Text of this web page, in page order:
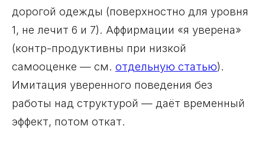
дорогой одежды (поверхностно для уровня
1, не лечит 6 и 7). Аффирмации «я уверена»
(контр-продуктивны при низкой
самооценке — см. отдельную статью).
Имитация уверенного поведения без
работы над структурой — даёт временный
эффект, потом откат.